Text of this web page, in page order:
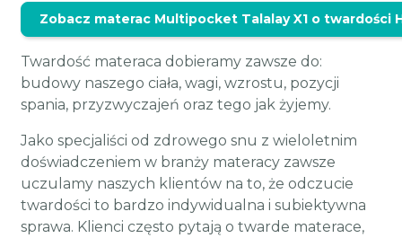
Zobacz materac Multipocket Talalay X1 o twardości
Twardość materaca dobieramy zawsze do:
budowy naszego ciała, wagi, wzrostu, pozycji
spania, przyzwyczajeń oraz tego jak żyjemy.
Jako specjaliści od zdrowego snu z wieloletnim
doświadczeniem w branży materacy zawsze
uczulamy naszych klientów na to, że odczucie
twardości to bardzo indywidualna i subiektywna
sprawa. Klienci często pytają o twarde materace,